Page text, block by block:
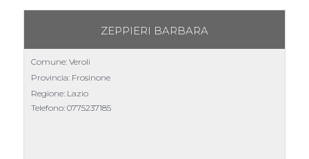
ZEPPIERI BARBARA
Comune: Veroli
Provincia: Frosinone
Regione: Lazio
Telefono: 0775237185